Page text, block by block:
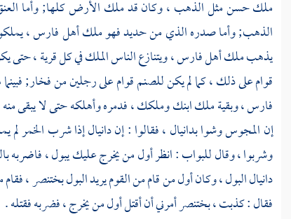
ملك حسن مثل الذهب ، وكان قد ملك الأرض كلها; وأما
الذهب; وأما صدره الذي من حديد فهو ملك أهلفارس ،
يذهب ملك أهلفارس ،ويتنازع الناس الملك في كل قرية ، حتى
قوام على ذلك ، كما لم يكن للصنم قوام على رجلين من فخار;
فارس ،وبقية ملك ابنك وملكك ، فدمره وأهلكه حتى لا
إنالمجوسوشوابدانيال ،فقالوا : إندانيالإذا شرب الخمر لم
وشربوا ، وقال للبواب : انظر أول من يخرج عليك يبول ، فاضربه
دانيالالبول ، وكان أول من قام من القوم يريد البولبختنصر ،
فقال : كذبت ،بختنصرأمرني أن أقتل أول من يخرج ، فضربه فقتله .